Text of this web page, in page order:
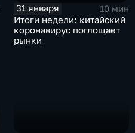
31 января
10 мин
Итоги недели: китайский
коронавирус поглощает
рынки